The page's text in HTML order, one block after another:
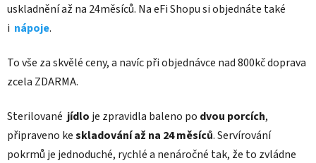
uskladnění až na 24měsíců. Na eFi Shopu si objednáte také
i nápoje.
To vše za skvělé ceny, a navíc při objednávce nad 800kč doprava
zcela ZDARMA.
Sterilované jídlo je zpravidla baleno po dvou porcích,
připraveno keskladování až na 24 měsíců. Servírování
pokrmů je jednoduché, rychlé a nenáročné tak, že to zvládne